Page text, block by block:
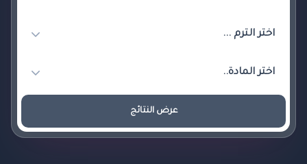
عرض النتائج